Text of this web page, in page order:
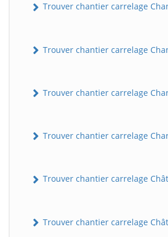
Trouver chantier carrelage
Trouver chantier carrelage
Trouver chantier carrelage
Trouver chantier carrelage
Trouver chantier carrelage
Trouver chantier carrelage